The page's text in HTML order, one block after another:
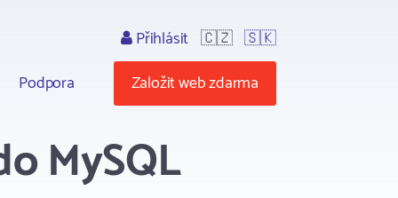
Podpora
Přihlásit 🇨🇿 🇸🇰
Založit web zdarma
MySQL